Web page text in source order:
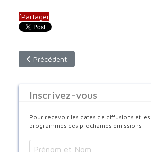
fPartager
Article précédent : Méditation de
Précédent
Inscrivez-vous
Pour recevoir les dates de diffusions et les
programmes des prochaines émissions :